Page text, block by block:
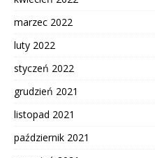
marzec 2022
luty 2022
styczeń 2022
grudzień 2021
listopad 2021
październik 2021